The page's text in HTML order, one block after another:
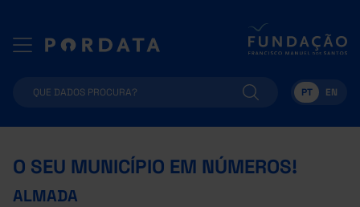
PT EN
O SEU MUNICÍPIO EM NÚMEROS!
ALMADA